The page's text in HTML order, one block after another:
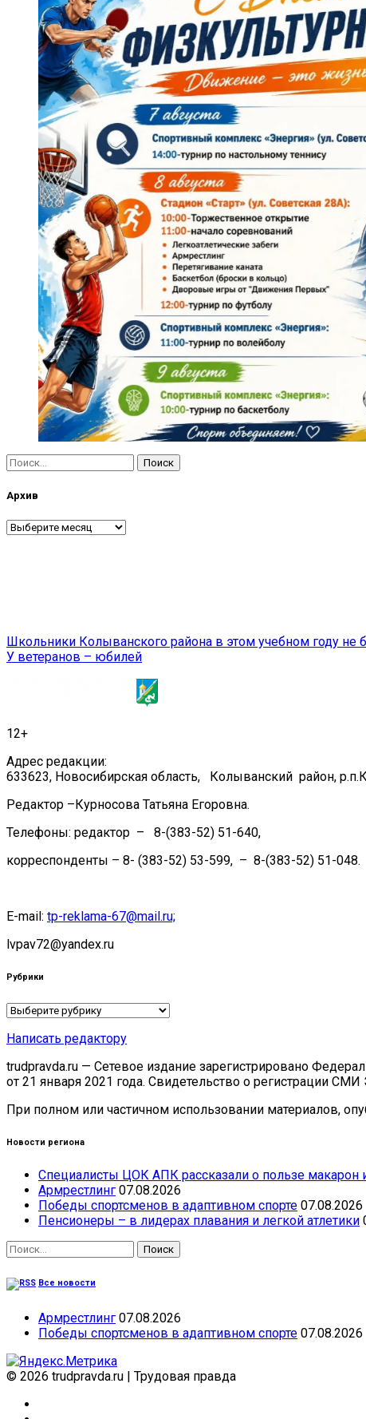
Найти:
Архив
Архив
Навигация
по
Школьники Колыванского района в этом учебном году не
У ветеранов – юбилей
12+
Адрес редакции:
633623, Новосибирская область, Колыванский район,
Редактор –Курносова Татьяна Егоровна.
Телефоны: редактор – 8-(383-52) 51-640,
корреспонденты – 8- (383-52) 53-599, – 8-(383-52) 51-048.
E-mail: tp-reklama-67@mail.ru;
lvpav72@yandex.ru
Рубрики
Рубрики
Написать редактору
trudpravda.ru — Сетевое издание зарегистрировано
от 21 января 2021 года. Свидетельство о регистрации
При полном или частичном использовании материалов,
Новости региона
Специалисты ЦОК АПК рассказали о пользе макарон
Армрестлинг 07.08.2026
Победы спортсменов в адаптивном спорте 07.08.2026
Пенсионеры – в лидерах плавания и легкой атлетики
Найти:
Все новости
Армрестлинг 07.08.2026
Победы спортсменов в адаптивном спорте 07.08.2026
© 2026 trudpravda.ru | Трудовая правда